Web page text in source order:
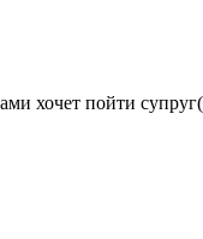
хочет пойти